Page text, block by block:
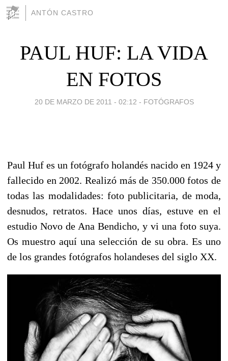
ANTÓN CASTRO
PAUL HUF: LA VIDA
EN FOTOS
20 DE MARZO DE 2011 - 02:12 - FOTÓGRAFOS
Paul Huf es un fotógrafo holandés nacido en 1924 y
fallecido en 2002. Realizó más de 350.000 fotos de
todas las modalidades: foto publicitaria, de moda,
desnudos, retratos. Hace unos días, estuve en el
estudio Novo de Ana Bendicho, y vi una foto suya.
Os muestro aquí una selección de su obra. Es uno
de los grandes fotógrafos holandeses del siglo XX.